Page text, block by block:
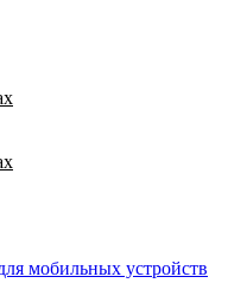
мобильных устройств